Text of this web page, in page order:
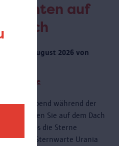
auf
Dach
20 August 2026 von
Termine
während der
können Sie auf dem Dach
kostenlos die Sterne
Die Sternwarte Urania